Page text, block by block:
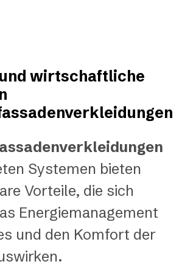
wirtschaftliche
Systemen bieten
Vorteile, die sich
Energiemanagement
und den Komfort der